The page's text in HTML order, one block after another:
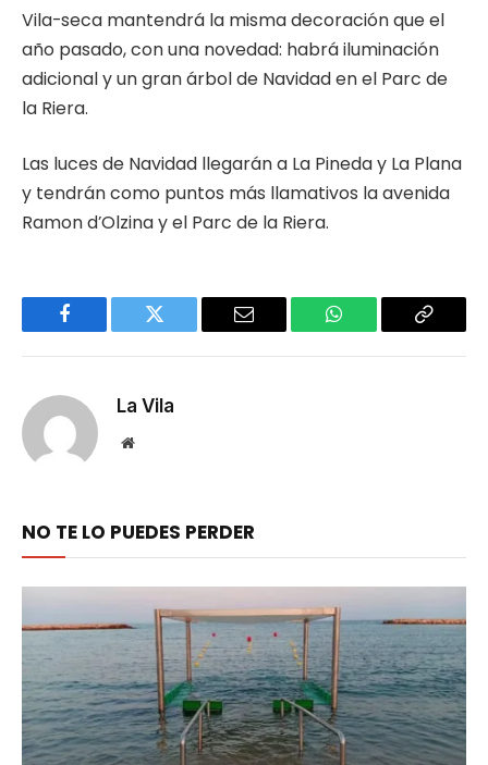
Vila-seca mantendrá la misma decoración que el
año pasado, con una novedad: habrá iluminación
adicional y un gran árbol de Navidad en el Parc de
la Riera.
Las luces de Navidad llegarán a La Pineda y La Plana
y tendrán como puntos más llamativos la avenida
Ramon d’Olzina y el Parc de la Riera.
Facebook Twitter Email WhatsApp Copy
La Vila
Website
NO TE LO PUEDES PERDER